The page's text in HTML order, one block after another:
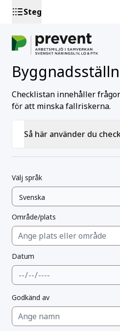
Steg
Checklistan innehåller
för att minska fallriskerna.
Så här använder du
Välj språk
Område/plats
Datum
Godkänd av